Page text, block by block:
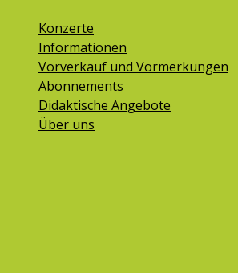
Konzerte
Informationen
Vorverkauf und Vormerkungen
Abonnements
Didaktische Angebote
Über uns